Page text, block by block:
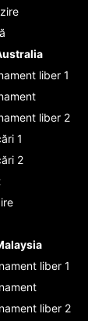
liber 1
liber 2
1
2
liber 1
liber 2